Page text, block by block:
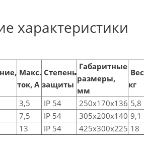
характеристики
Макс.
ток, А
Степень
защиты
Габаритные
размеры,
мм
кг
3,5 IP 54 250x170x136 5,8
7,5 IP 54 305x200x140 9,1
13 IP 54 425x300x225 18